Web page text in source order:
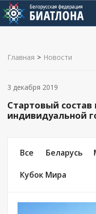
Главная > Новости
Стартовый
индивидуальной
Все Беларусь
Кубок Мира
3 декабря 2019